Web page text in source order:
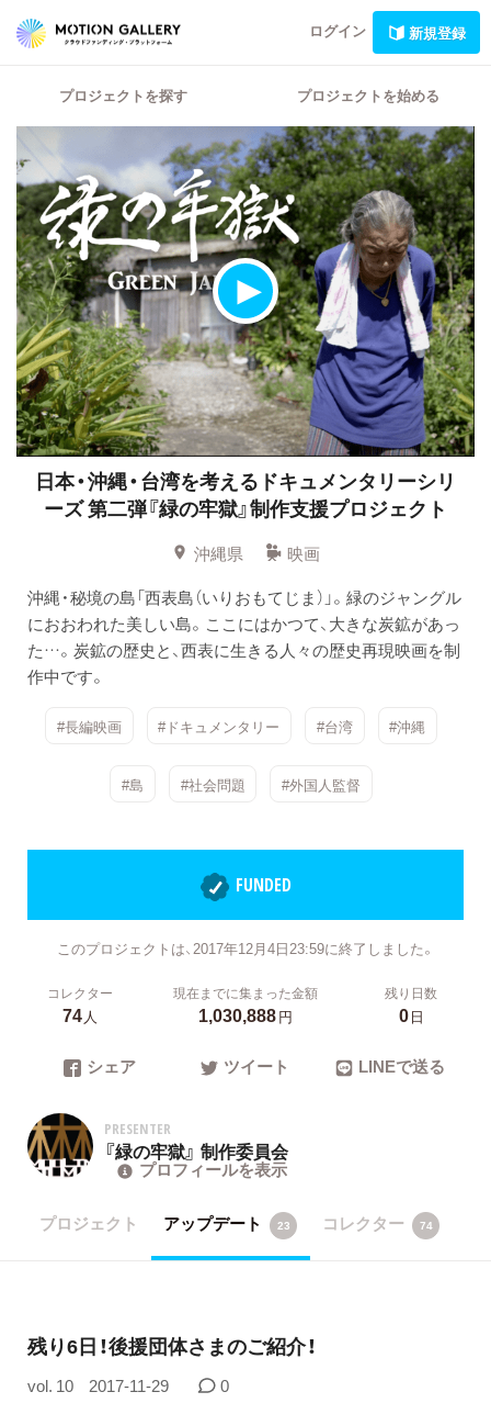
ログイン 新規登録
プロジェクトを探す プロジェクトを始める
日本・沖縄・台湾を考えるドキュメンタリーシリ
ーズ第二弾『緑の牢獄』制作支援プロジェクト
沖縄県
映画
沖縄・秘境の島「西表島（いりおもてじま）」。緑のジャングル
におおわれた美しい島。ここにはかつて、大きな炭鉱があっ
た…。炭鉱の歴史と、西表に生きる人々の歴史再現映画を制
作中です。
#長編映画 #ドキュメンタリー #台湾 #沖縄
#島 #社会問題 #外国人監督
FUNDED
このプロジェクトは、2017年12月4日23:59に終了しました。
コレクター
74人
現在までに集まった金額
1,030,888円
残り日数
0日
シェア ツイート LINEで送る
PRESENTER
『緑の牢獄』 制作委員会
プロフィールを表示
プロジェクト アップデート 23 コレクター 74
残り6日！後援団体さまのご紹介！
vol. 10 2017-11-29 0